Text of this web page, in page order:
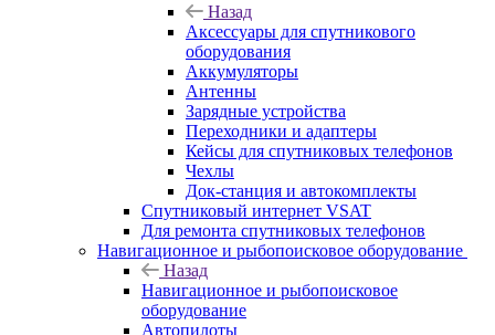
Назад
Аксессуары для спутникового
оборудования
Аккумуляторы
Антенны
Зарядные устройства
Переходники и адаптеры
Кейсы для спутниковых телефонов
Чехлы
Док-станция и автокомплекты
Спутниковый интернет VSAT
Для ремонта спутниковых телефонов
Навигационное и рыбопоисковое оборудование
Назад
Навигационное и рыбопоисковое
оборудование
Автопилоты